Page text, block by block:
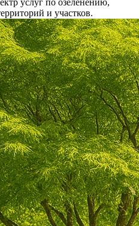
и участков.